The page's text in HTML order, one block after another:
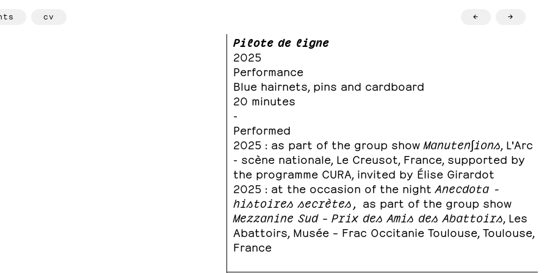
cv ← →
Pilote de ligne
2025
Performance
Blue hairnets, pins and cardboard
20 minutes
-
Performed
2025 : as part of the group show Manuten∫ions , L'Arc
- scène nationale, Le Creusot, France, supported by
the programme CURA, invited by Élise Girardot
2025 : at the occasion of the night Anecdota -
histoires secrètes, as part of the group show
Mezzanine Sud – Prix des Amis des Abattoirs , Les
Abattoirs, Musée – Frac Occitanie Toulouse, Toulouse,
France